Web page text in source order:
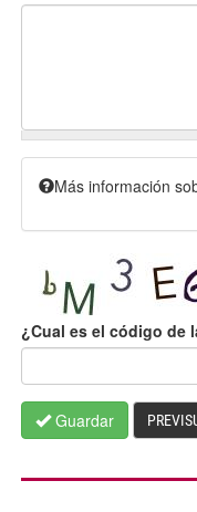
Más información
¿Cual es el código de
Guardar